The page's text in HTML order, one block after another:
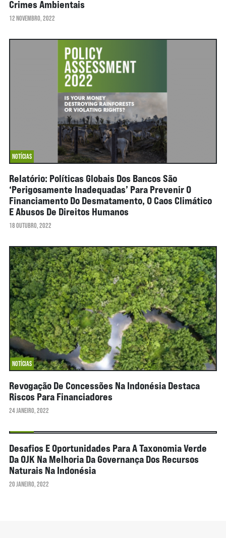
Crimes Ambientais
12 NOVEMBRO, 2022
NOTÍCIAS
Relatório: Políticas Globais Dos Bancos São
‘perigosamente Inadequadas’ Para Prevenir O
Financiamento Do Desmatamento, O Caos Climático
E Abusos De Direitos Humanos
18 OUTUBRO, 2022
NOTÍCIAS
Revogação De Concessões Na Indonésia Destaca
Riscos Para Financiadores
24 JANEIRO, 2022
Desafios E Oportunidades Para A Taxonomia Verde
Da OJK Na Melhoria Da Governança Dos Recursos
Naturais Na Indonésia
20 JANEIRO, 2022